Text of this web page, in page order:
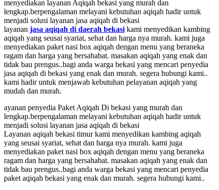
menyediakan layanan Aqiqah bekasi yang murah dan
lengkap.berpengalaman melayani kebutuhan aqiqah hadir untuk
menjadi solusi layanan jasa aqiqah di bekasi
layanan jasa aqiqah di daerah bekasikami menyedikan kambing
aqiqah yang seusai syariat, sehat dan harga nya murah. kami juga
menyediakan paket nasi box aqiqah dengan menu yang beraneka
ragam dan harga yang bersahabat. masakan aqiqah yang enak dan
tidak bau prengus..bagi anda warga bekasi yang mencari penyedia
jasa aqiqah di bekasi yang enak dan murah. segera hubungi kami..
kami hadir untuk menjawab kebutuhan pelayanan aqiqah yang
mudah dan murah.
ayanan penyedia Paket Aqiqah Di bekasi yang murah dan
lengkap.berpengalaman melayani kebutuhan aqiqah hadir untuk
menjadi solusi layanan jasa aqiqah di bekasi
Layanan aqiqah bekasi timur kami menyedikan kambing aqiqah
yang seusai syariat, sehat dan harga nya murah. kami juga
menyediakan paket nasi box aqiqah dengan menu yang beraneka
ragam dan harga yang bersahabat. masakan aqiqah yang enak dan
tidak bau prengus..bagi anda warga bekasi yang mencari penyedia
paket aqiqah bekasi yang enak dan murah. segera hubungi kami..